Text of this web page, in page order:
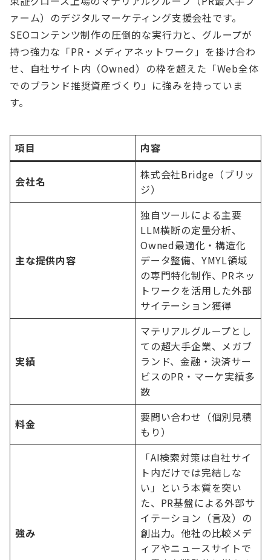
ァーム）のデジタルマーケティング支援会社です。
SEOコンテンツ制作の圧倒的な実行力と、グループが
持つ強力な「PR・メディアネットワーク」を掛け合わ
せ、自社サイト内（Owned）の枠を超えた「Web全体
でのブランド推奨資産づくり」に強みを持っていま
す。
項目 内容
会社名
株式会社Bridge（ブリッ
ジ）
主な提供内容
独自ツールによる主要
LLM横断の定量分析、
Owned最適化・構造化
データ整備、YMYL領域
の専門特化制作、PRネッ
トワークを活用した外部
サイテーション獲得
実績
マテリアルグループとし
ての超大手企業、メガブ
ランド、金融・決済サー
ビスのPR・マーケ実績多
数
料金
要問い合わせ（個別見積
もり）
強み
「AI検索対策は自社サイ
ト内だけでは完結しな
い」という本質を突い
た、PR基盤による外部サ
イテーション（言及）の
創出力。他社の比較メデ
ィアやニュースサイトで